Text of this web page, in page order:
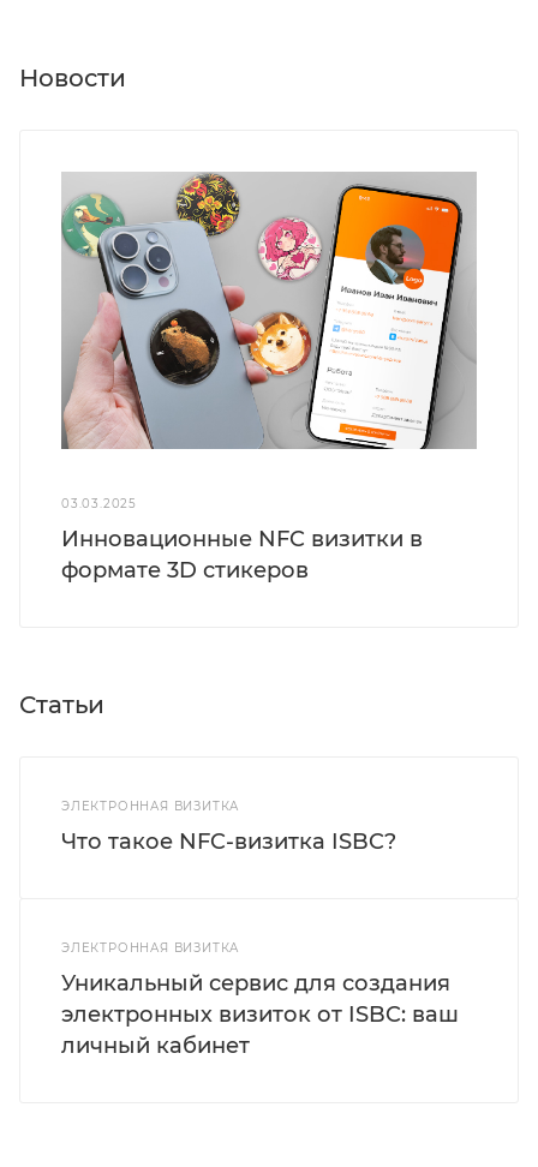
Новости
03.03.2025
Инновационные NFC визитки в
формате 3D стикеров
Статьи
ЭЛЕКТРОННАЯ ВИЗИТКА
Что такое NFC-визитка ISBC?
ЭЛЕКТРОННАЯ ВИЗИТКА
Уникальный сервис для создания
электронных визиток от ISBC: ваш
личный кабинет